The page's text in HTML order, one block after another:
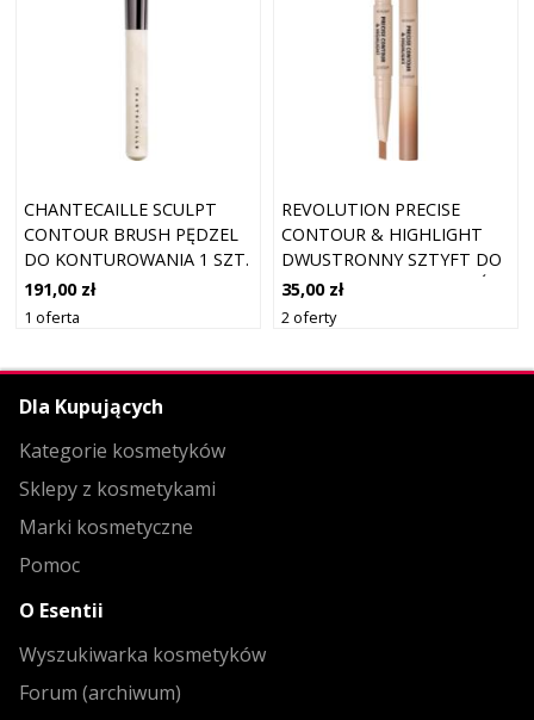
CHANTECAILLE SCULPT
CONTOUR BRUSH PĘDZEL
DO KONTUROWANIA 1 SZT.
191,00 zł
1 oferta
REVOLUTION PRECISE
CONTOUR & HIGHLIGHT
DWUSTRONNY SZTYFT DO
KONTUROWANIA ODCIEŃ
MEDIUM 1.45 G
35,00 zł
2 oferty
Dla Kupujących
Kategorie kosmetyków
Sklepy z kosmetykami
Marki kosmetyczne
Pomoc
O Esentii
Wyszukiwarka kosmetyków
Forum (archiwum)